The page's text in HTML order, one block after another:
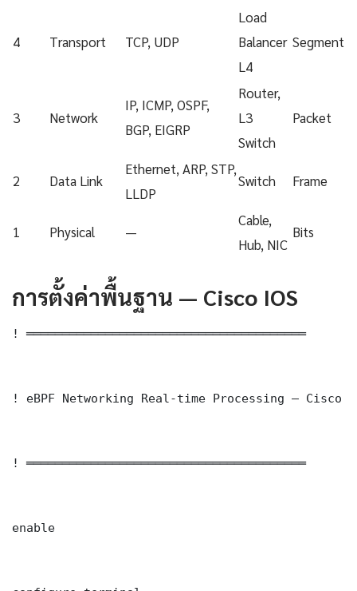
4 Transport TCP, UDP
Load
Balancer
L4
Segment
3 Network
IP, ICMP, OSPF,
BGP, EIGRP
Router,
L3
Switch
Packet
2 Data Link
Ethernet, ARP, STP,
LLDP
Switch Frame
1 Physical —
Cable,
Hub, NIC
Bits
การตั้งค่าพื้นฐาน — Cisco IOS
! ═══════════════════════════════════════
! eBPF Networking Real-time Processing — Cisco
! ═══════════════════════════════════════
enable